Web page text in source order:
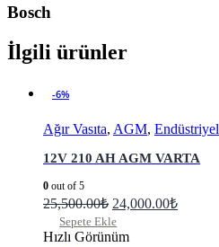
Bosch
İlgili ürünler
-6%
Ağır Vasıta, AGM, Endüstriyel
12V 210 AH AGM VARTA
0 out of 5
25,500.00₺ 24,000.00₺
Sepete Ekle
Hızlı Görünüm